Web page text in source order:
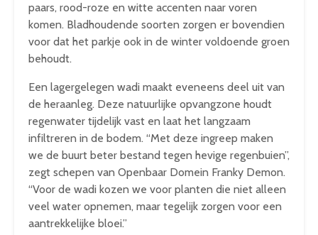
paars, rood-roze en witte accenten naar voren
komen. Bladhoudende soorten zorgen er bovendien
voor dat het parkje ook in de winter voldoende groen
behoudt.
Een lagergelegen wadi maakt eveneens deel uit van
de heraanleg. Deze natuurlijke opvangzone houdt
regenwater tijdelijk vast en laat het langzaam
infiltreren in de bodem. “Met deze ingreep maken
we de buurt beter bestand tegen hevige regenbuien”,
zegt schepen van Openbaar Domein Franky Demon.
“Voor de wadi kozen we voor planten die niet alleen
veel water opnemen, maar tegelijk zorgen voor een
aantrekkelijke bloei.”